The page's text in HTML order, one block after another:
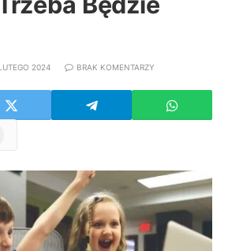
2024 BRAK KOMENTARZY